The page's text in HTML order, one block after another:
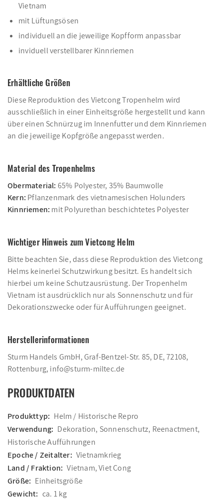
Vietnam
mit Lüftungsösen
individuell an die jeweilige Kopfform anpassbar
inviduell verstellbarer Kinnriemen
Erhältliche Größen
Diese Reproduktion des Vietcong Tropenhelm wird
ausschließlich in einer Einheitsgröße hergestellt und kann
über einen Schnürzug im Innenfutter und dem Kinnriemen
an die jeweilige Kopfgröße angepasst werden.
Material des Tropenhelms
Obermaterial: 65% Polyester, 35% Baumwolle
Kern: Pflanzenmark des vietnamesischen Holunders
Kinnriemen: mit Polyurethan beschichtetes Polyester
Wichtiger Hinweis zum Vietcong Helm
Bitte beachten Sie, dass diese Reproduktion des Vietcong
Helms keinerlei Schutzwirkung besitzt. Es handelt sich
hierbei um keine Schutzausrüstung. Der Tropenhelm
Vietnam ist ausdrücklich nur als Sonnenschutz und für
Dekorationszwecke oder für Aufführungen geeignet.
Herstellerinformationen
Sturm Handels GmbH, Graf-Bentzel-Str. 85, DE, 72108,
Rottenburg, info@sturm-miltec.de
PRODUKTDATEN
Produkttyp: Helm / Historische Repro
Verwendung: Dekoration, Sonnenschutz, Reenactment,
Historische Aufführungen
Epoche / Zeitalter: Vietnamkrieg
Land / Fraktion: Vietnam, Viet Cong
Größe: Einheitsgröße
Gewicht: ca. 1 kg